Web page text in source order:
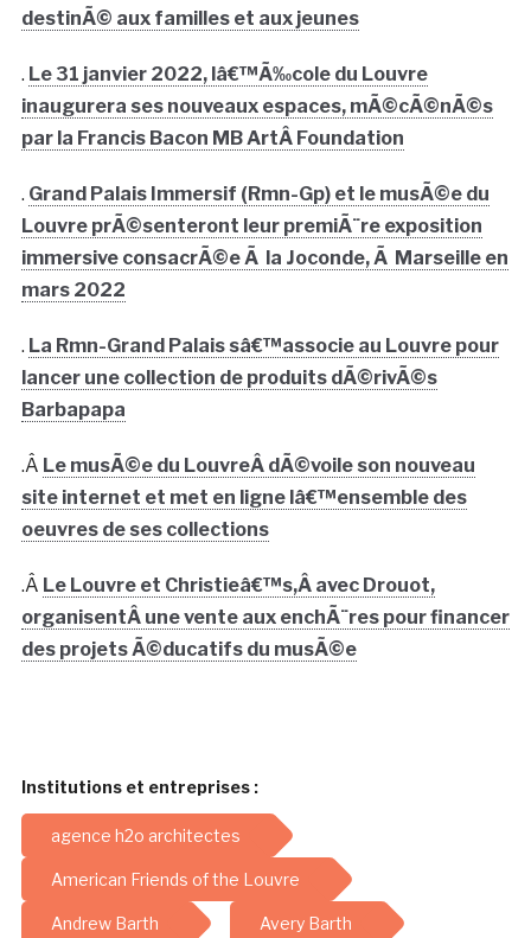
destinÃ© aux familles et aux jeunes
. Le 31 janvier 2022, lâ€™Ã‰cole du Louvre
inaugurera ses nouveaux espaces, mÃ©cÃ©nÃ©s
par la Francis Bacon MB ArtÂ Foundation
. Grand Palais Immersif (Rmn-Gp) et le musÃ©e du
Louvre prÃ©senteront leur premiÃ¨re exposition
immersive consacrÃ©e Ã la Joconde, Ã Marseille en
mars 2022
. La Rmn-Grand Palais sâ€™associe au Louvre pour
lancer une collection de produits dÃ©rivÃ©s
Barbapapa
.Â Le musÃ©e du LouvreÂ dÃ©voile son nouveau
site internet et met en ligne lâ€™ensemble des
oeuvres de ses collections
.Â Le Louvre et Christieâ€™s,Â avec Drouot,
organisentÂ une vente aux enchÃ¨res pour financer
des projets Ã©ducatifs du musÃ©e
Institutions et entreprises :
agence h2o architectes
American Friends of the Louvre
Andrew Barth Avery Barth